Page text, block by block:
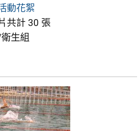
動花絮
共計 30 張
生組